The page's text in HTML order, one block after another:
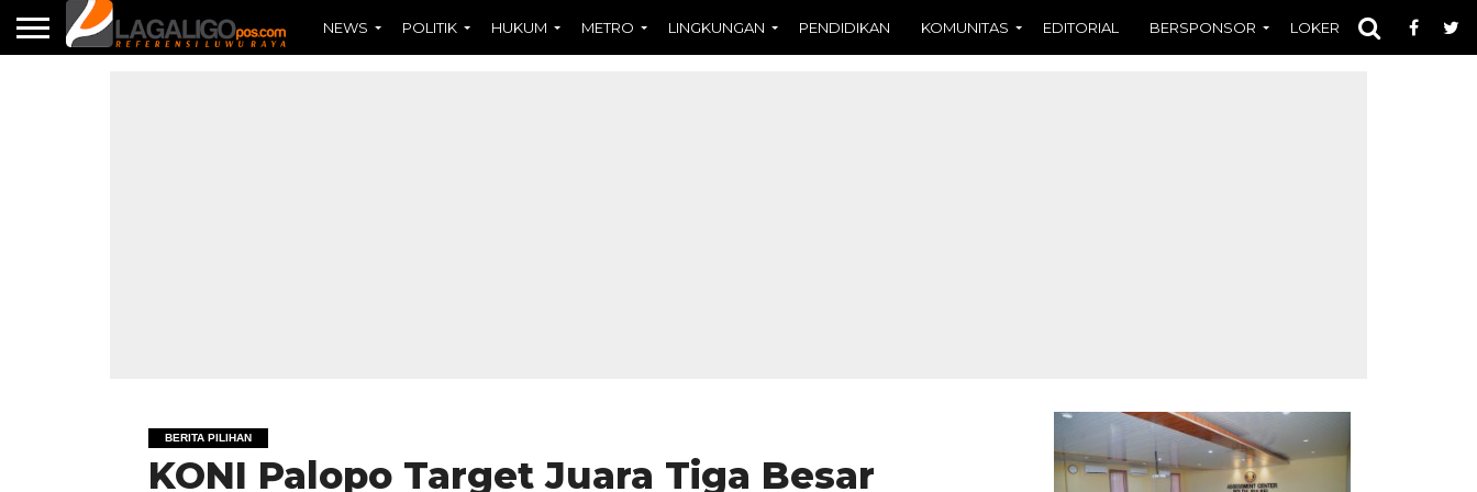
NEWS POLITIK HUKUM METRO LINGKUNGAN PENDIDIKAN KOMUNITAS EDITORIAL BERSPONSOR LOKER OPINI
BERITA PILIHAN
KONI Palopo Target Juara Tiga Besar